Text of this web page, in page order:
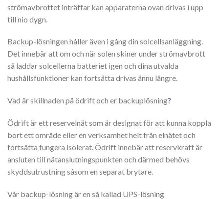
strömavbrottet inträffar kan apparaterna ovan drivas i upp
till nio dygn.
Backup-lösningen håller även i gång din solcellsanläggning.
Det innebär att om och när solen skiner under strömavbrott
så laddar solcellerna batteriet igen och dina utvalda
hushållsfunktioner kan fortsätta drivas ännu längre.
Vad är skillnaden på ödrift och er backuplösning?
Ödrift är ett reservelnät som är designat för att kunna koppla
bort ett område eller en verksamhet helt från elnätet och
fortsätta fungera isolerat. Ödrift innebär att reservkraft är
ansluten till nätanslutningspunkten och därmed behövs
skyddsutrustning såsom en separat brytare.
Vår backup-lösning är en så kallad UPS-lösning